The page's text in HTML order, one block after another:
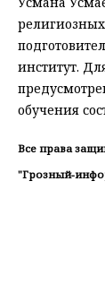
институт.
обучения
Все права
"Грозный-